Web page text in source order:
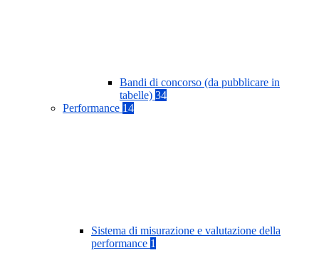
Bandi di concorso (da pubblicare in
tabelle) 34
Performance 14
Sistema di misurazione e valutazione della
performance 1